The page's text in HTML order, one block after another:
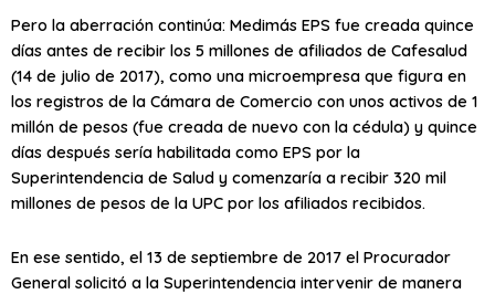
Pero la aberración continúa: Medimás EPS fue creada quince
días antes de recibir los 5 millones de afiliados de Cafesalud
(14 de julio de 2017), como una microempresa que figura en
los registros de la Cámara de Comercio con unos activos de 1
millón de pesos (fue creada de nuevo con la cédula) y quince
días después sería habilitada como EPS por la
Superintendencia de Salud y comenzaría a recibir 320 mil
millones de pesos de la UPC por los afiliados recibidos.
En ese sentido, el 13 de septiembre de 2017 el Procurador
General solicitó a la Superintendencia intervenir de manera